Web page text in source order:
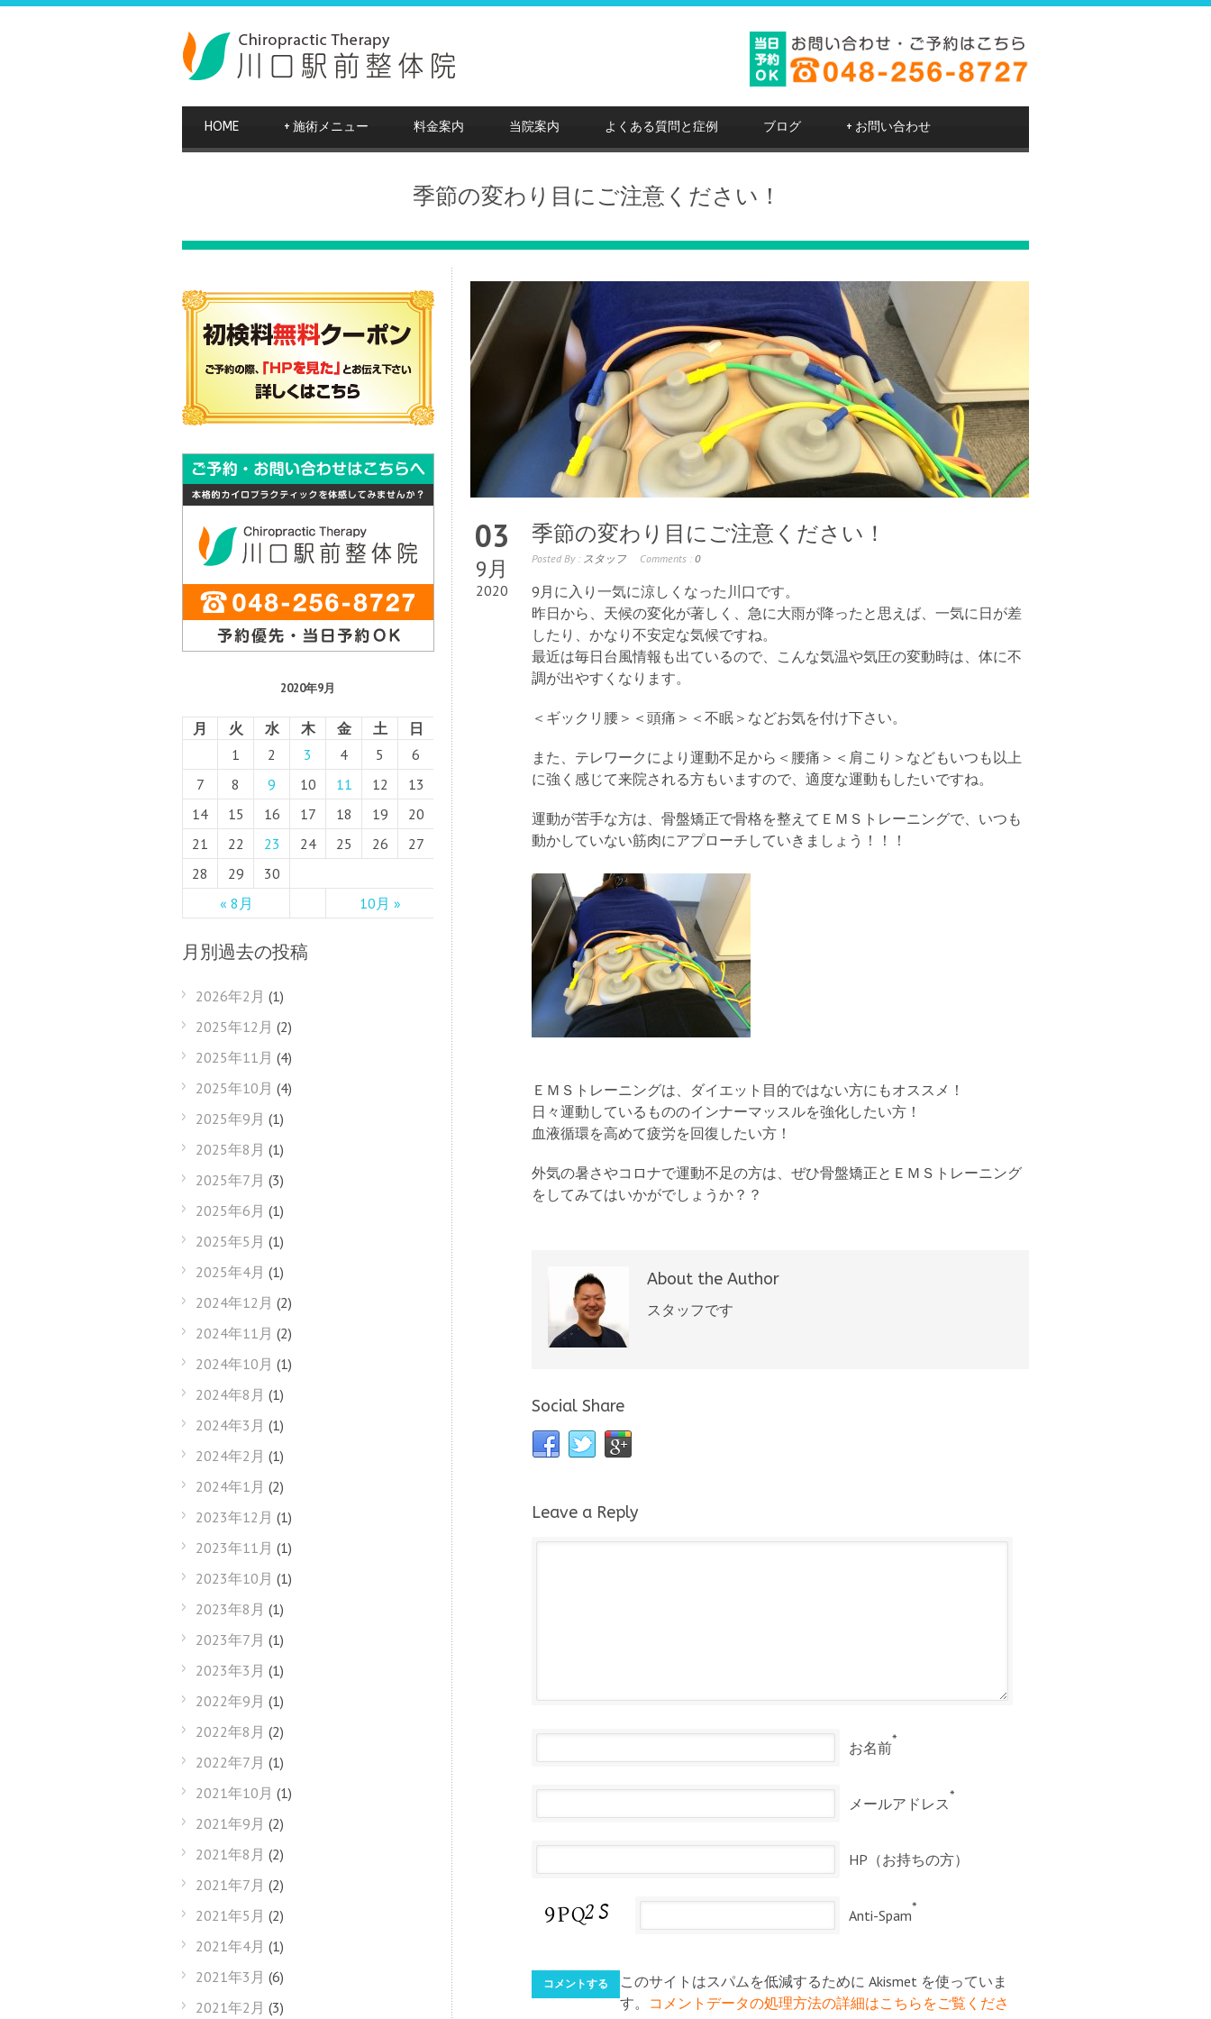
HOME 施術メニュー
+ 料金案内 当院案内 よくある質問と症例 ブログ お問い合わせ
+
季節の変わり目にご注意ください！
03
9月
2020
季節の変わり目にご注意ください！
Posted By : スタッフ Comments : 0
9月に入り一気に涼しくなった川口です。
昨日から、天候の変化が著しく、急に大雨が降ったと思えば、一気に日が差
したり、かなり不安定な気候ですね。
最近は毎日台風情報も出ているので、こんな気温や気圧の変動時は、体に不
調が出やすくなります。
＜ギックリ腰＞＜頭痛＞＜不眠＞などお気を付け下さい。
また、テレワークにより運動不足から＜腰痛＞＜肩こり＞などもいつも以上
に強く感じて来院される方もいますので、適度な運動もしたいですね。
運動が苦手な方は、骨盤矯正で骨格を整えてＥＭＳトレーニングで、いつも
動かしていない筋肉にアプローチしていきましょう！！！
ＥＭＳトレーニングは、ダイエット目的ではない方にもオススメ！
日々運動しているもののインナーマッスルを強化したい方！
血液循環を高めて疲労を回復したい方！
外気の暑さやコロナで運動不足の方は、ぜひ骨盤矯正とＥＭＳトレーニング
をしてみてはいかがでしょうか？？
About the Author
スタッフです
Social Share
Leave a Reply
お名前*
メールアドレス*
HP（お持ちの方）
Anti-Spam*
このサイトはスパムを低減するために Akismet を使っていま
す。 コメントデータの処理方法の詳細はこちらをご覧くださ
2020年9月
月 火 水 木 金 土 日
« 8月 10月 »
1 2 3 4 5
6
7
8 9 10 11 12
13
14
15 16 17 18 19
20
21
22 23 24 25 26
27
28
29 30
月別過去の投稿
2026年2月 (1)
2025年12月 (2)
2025年11月 (4)
2025年10月 (4)
2025年9月 (1)
2025年8月 (1)
2025年7月 (3)
2025年6月 (1)
2025年5月 (1)
2025年4月 (1)
2024年12月 (2)
2024年11月 (2)
2024年10月 (1)
2024年8月 (1)
2024年3月 (1)
2024年2月 (1)
2024年1月 (2)
2023年12月 (1)
2023年11月 (1)
2023年10月 (1)
2023年8月 (1)
2023年7月 (1)
2023年3月 (1)
2022年9月 (1)
2022年8月 (2)
2022年7月 (1)
2021年10月 (1)
2021年9月 (2)
2021年8月 (2)
2021年7月 (2)
2021年5月 (2)
2021年4月 (1)
2021年3月 (6)
2021年2月 (3)